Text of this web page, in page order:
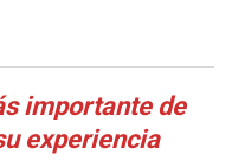
importante de
experiencia